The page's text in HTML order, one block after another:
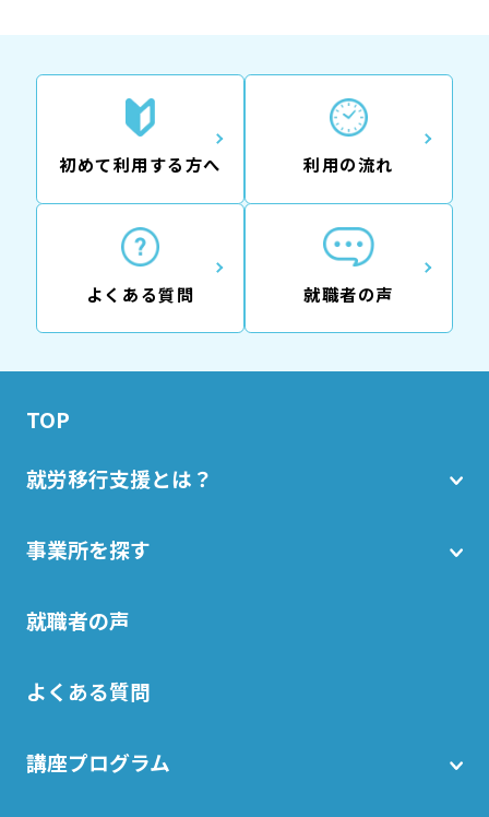
初めて利用する方へ 利用の流れ
よくある質問 就職者の声
TOP
就労移行支援とは？
事業所を探す
就職者の声
よくある質問
講座プログラム